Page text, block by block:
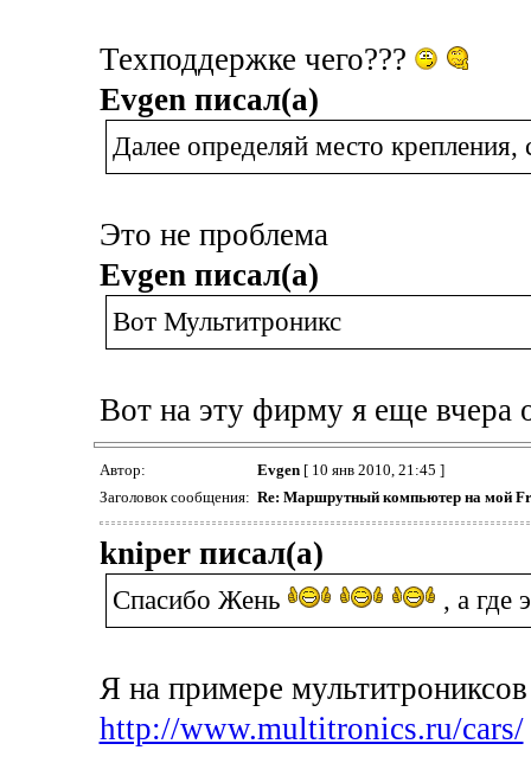
Техподдержке чего???
Evgen писал(а)
Далее определяй место крепления,
Это не проблема
Evgen писал(а)
Вот Мультитроникс
Вот на эту фирму я еще вчера
Автор: Evgen[ 10 янв 2010, 21:45 ]
Заголовок сообщения: Re: Маршрутный компьютер на мой
kniper писал(а)
Спасибо Жень , а где
Я на примере
http://www.multitronics.ru/cars/